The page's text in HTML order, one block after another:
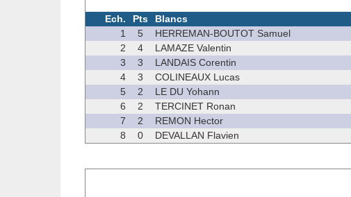
Ech. Pts Blancs
1
5 HERREMAN-BOUTOT Samuel
2
4 LAMAZE Valentin
3
3 LANDAIS Corentin
4
3 COLINEAUX Lucas
5
2 LE DU Yohann
6
2 TERCINET Ronan
7
2 REMON Hector
8
0 DEVALLAN Flavien